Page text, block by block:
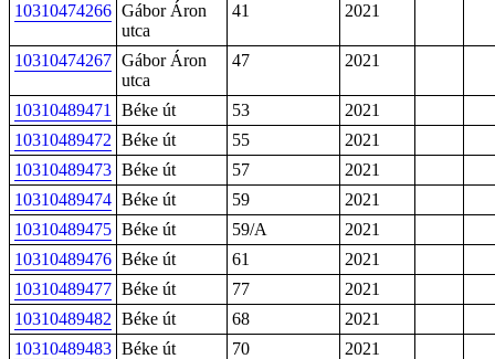
10310474266 Gábor Áron
utca
41 2021
10310474267 Gábor Áron
utca
47 2021
10310489471 Béke út 53
2021
10310489472 Béke út 55
2021
10310489473 Béke út 57
2021
10310489474 Béke út 59
2021
10310489475 Béke út 59/A
2021
10310489476 Béke út 61
2021
10310489477 Béke út 77
2021
10310489482 Béke út 68
2021
10310489483 Béke út 70
2021